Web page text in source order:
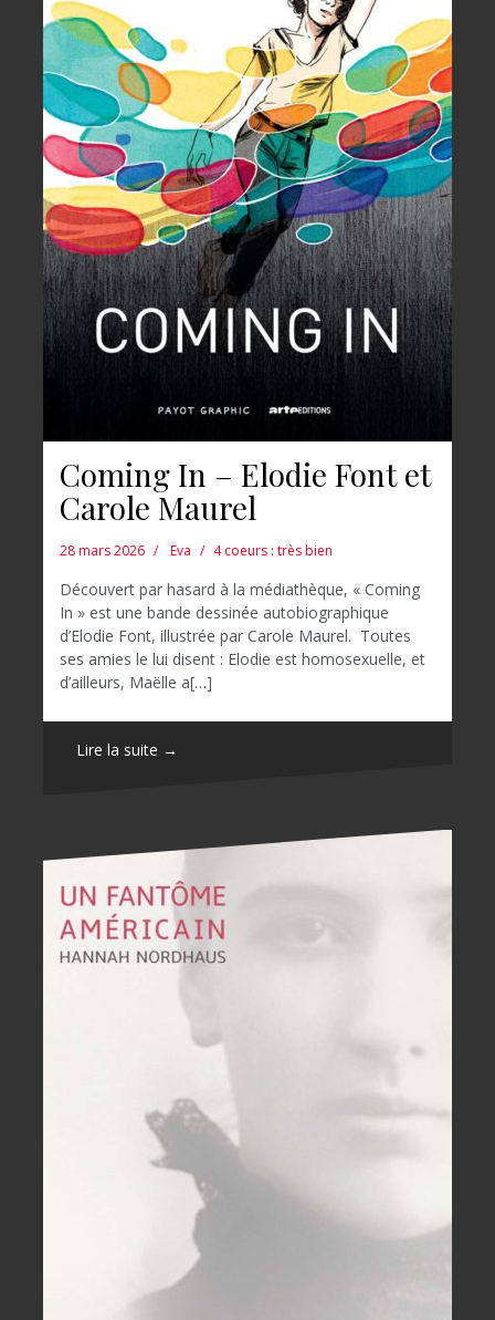
Coming In – Elodie Font et
Carole Maurel
28 mars 2026 Eva 4 coeurs : très bien
Découvert par hasard à la médiathèque, « Coming
In » est une bande dessinée autobiographique
d’Elodie Font, illustrée par Carole Maurel. Toutes
ses amies le lui disent : Elodie est homosexuelle, et
d’ailleurs, Maëlle a[…]
Lire la suite →